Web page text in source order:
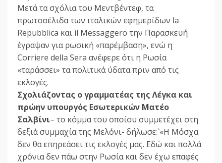
Μετά τα σχόλια του Μεντβέντεφ, τα
πρωτοσέλιδα των ιταλικών εφημερίδων la
Repubblica και il Messaggero την Παρασκευή
έγραψαν για ρωσική «παρέμβαση», ενώ η
Corriere della Sera ανέφερε ότι η Ρωσία
«ταράσσει» τα πολιτικά ύδατα πριν από τις
εκλογές.
Σχολιάζοντας ο γραμματέας της Λέγκα και
πρώην υπουργός Εσωτερικών Ματέο
Σαλβίνι– το κόμμα του οποίου συμμετέχει στη
δεξιά συμμαχία της Μελόνι- δήλωσε:`«Η Μόσχα
δεν θα επηρεάσει τις εκλογές μας. Εδώ και πολλά
χρόνια δεν πάω στην Ρωσία και δεν έχω επαφές